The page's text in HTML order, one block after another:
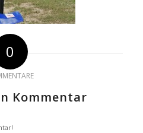
0
Kommentar